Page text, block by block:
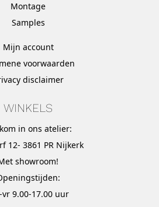
Montage
Samples
Mijn account
voorwaarden
disclaimer
WINKELS
in ons atelier:
12- 3861 PR Nijkerk
showroom!
vr 9.00-17.00 uur